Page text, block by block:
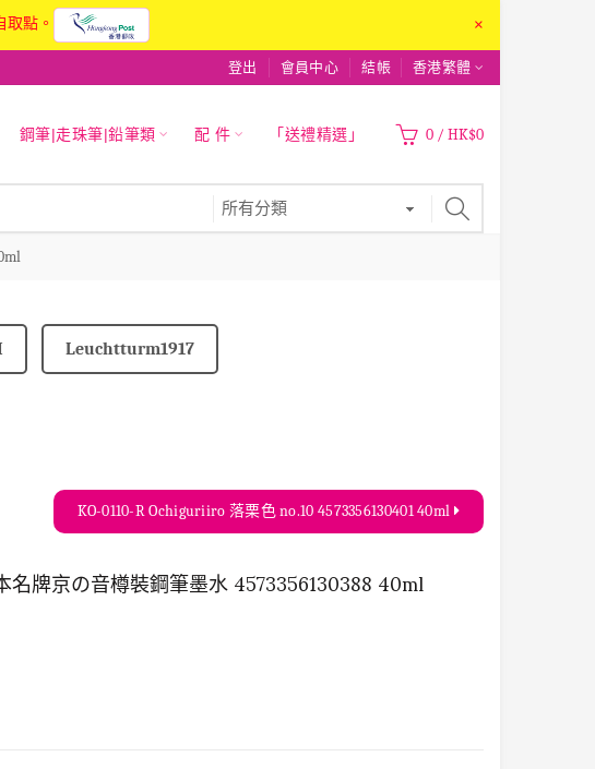
取點。 ×
登出 會員中心 結帳 香港繁體
鋼筆|走珠筆|鉛筆類 配 件 「送禮精選」 0 / HK$0
Leuchtturm1917
KO-0110-R Ochiguriiro 落栗色 no.10 4573356130401 40ml
牌京の音樽裝鋼筆墨水 4573356130388 40ml